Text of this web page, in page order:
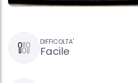
DIFFICOLTA'
Facile